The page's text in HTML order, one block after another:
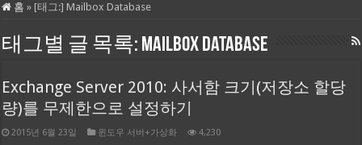
홈 » [태그:]Mailbox Database
태그별 글 목록: Mailbox Database
Exchange Server 2010: 사서함 크기(저장소 할당
량)를 무제한으로 설정하기
2015년 6월 23일 윈도우 서버+가상화 4,230